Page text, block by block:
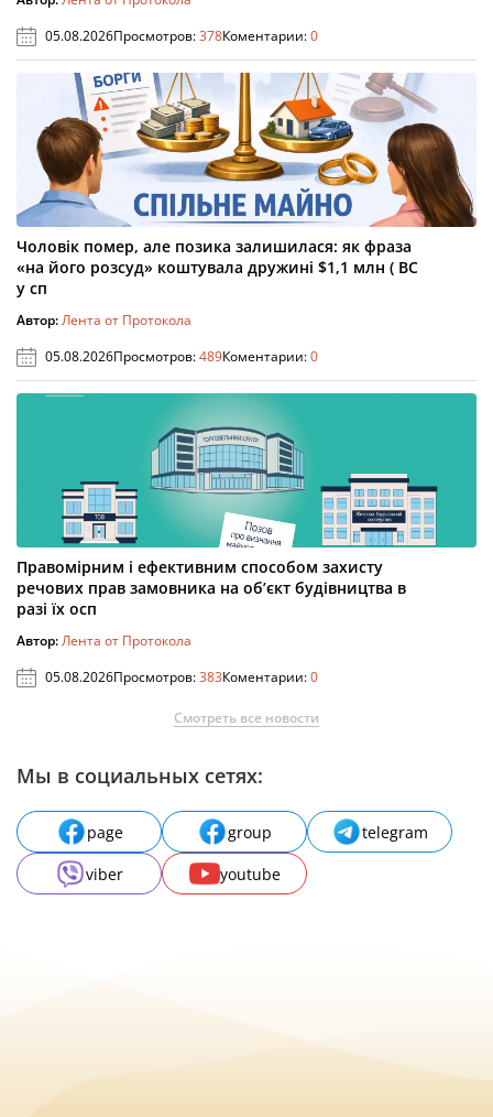
05.08.2026Просмотров:378Коментарии:0
Чоловік помер, але позика залишилася: як фраза
«на його розсуд» коштувала дружині $1,1 млн ( ВС
у сп
Автор:Лента от Протокола
05.08.2026Просмотров:489Коментарии:0
Правомірним і ефективним способом захисту
речових прав замовника на об’єкт будівництва в
разі їх осп
Автор:Лента от Протокола
05.08.2026Просмотров:383Коментарии:0
Смотреть все новости
Мы в социальных сетях:
page group
telegram
viber
youtube